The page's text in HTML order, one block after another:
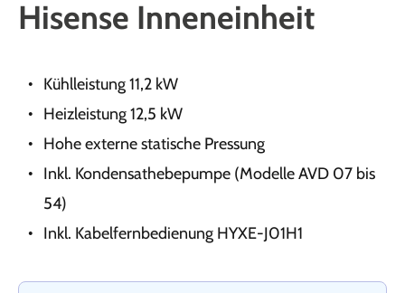
Hisense Inneneinheit
Kühlleistung 11,2 kW
Heizleistung 12,5 kW
Hohe externe statische Pressung
Inkl. Kondensathebepumpe (Modelle AVD 07 bis
54)
Inkl. Kabelfernbedienung HYXE-J01H1